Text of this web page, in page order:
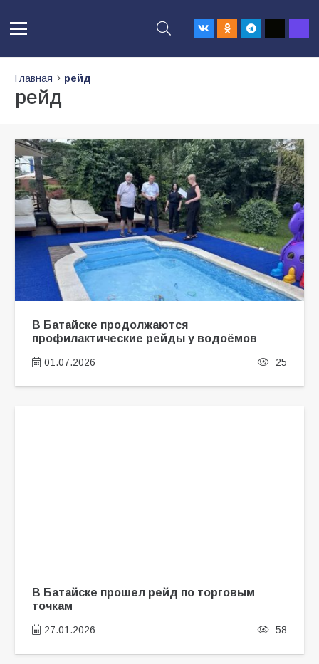
Главная рейд
рейд
В Батайске продолжаются
профилактические рейды у водоёмов
01.07.2026 25
В Батайске прошел рейд по торговым
точкам
27.01.2026 58